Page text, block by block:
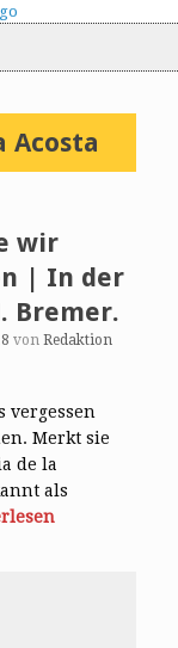
Acosta
wir
| In der
Bremer.
von Redaktion
vergessen
Merkt sie
de la
als